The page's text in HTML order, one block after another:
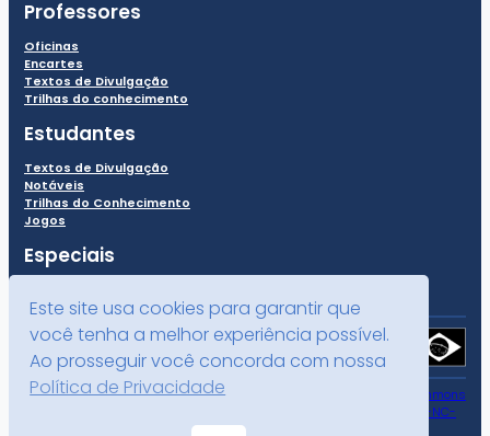
Professores
Oficinas
Encartes
Textos de Divulgação
Trilhas do conhecimento
Estudantes
Textos de Divulgação
Notáveis
Trilhas do Conhecimento
Jogos
Especiais
Todo o conteúdo deste site está publicado sob a licença
Creative Commons
Atribuição-NãoComercial-CompartilhaIgual 4.0 Internacional (CC BY-NC-
Este site usa cookies para garantir que
você tenha a melhor experiência possível.
Ao prosseguir você concorda com nossa
Política de Privacidade